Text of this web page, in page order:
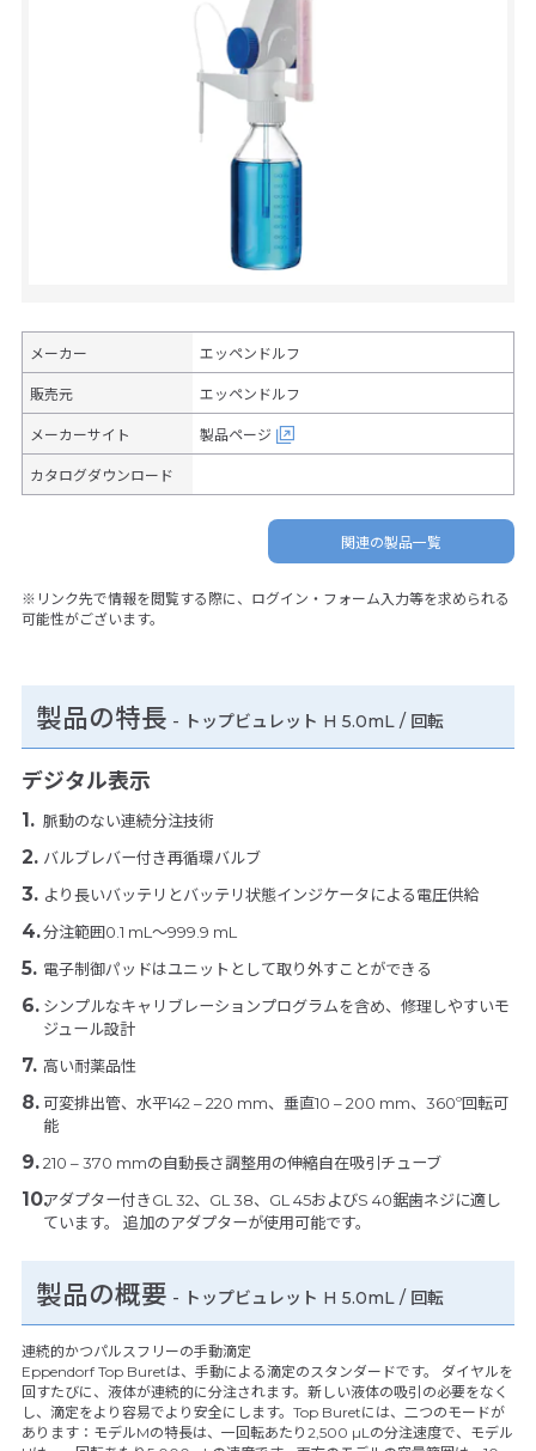
メーカー エッペンドルフ
販売元 エッペンドルフ
メーカーサイト 製品ページ
カタログダウンロード
関連の製品一覧
※リンク先で情報を閲覧する際に、ログイン・フォーム入力等を求められる
可能性がございます。
製品の特長 - トップビュレット H 5.0mL / 回転
デジタル表示
脈動のない連続分注技術
バルブレバー付き再循環バルブ
より長いバッテリとバッテリ状態インジケータによる電圧供給
分注範囲0.1 mL～999.9 mL
電子制御パッドはユニットとして取り外すことができる
シンプルなキャリブレーションプログラムを含め、修理しやすいモ
ジュール設計
高い耐薬品性
可変排出管、水平142 – 220 mm、垂直10 – 200 mm、360º回転可
能
210 – 370 mmの自動長さ調整用の伸縮自在吸引チューブ
アダプター付きGL 32、GL 38、GL 45およびS 40鋸歯ネジに適し
ています。 追加のアダプターが使用可能です。
製品の概要 - トップビュレット H 5.0mL / 回転
連続的かつパルスフリーの手動滴定
Eppendorf Top Buretは、手動による滴定のスタンダードです。 ダイヤルを
回すたびに、液体が連続的に分注されます。新しい液体の吸引の必要をなく
し、滴定をより容易でより安全にします。Top Buretには、二つのモードが
あります：モデルMの特長は、一回転あたり2,500 µLの分注速度で、モデル